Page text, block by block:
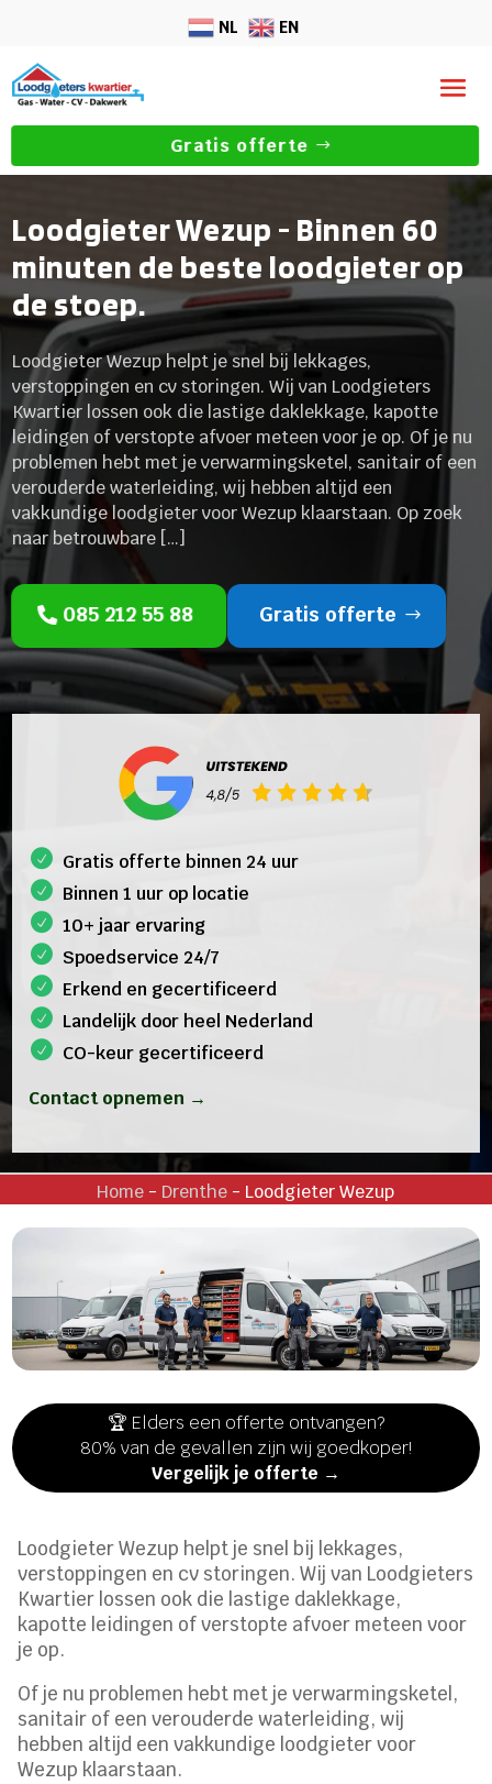
NL EN
Gratis offerte
Loodgieter Wezup - Binnen 60
minuten de beste loodgieter op
de stoep.
Loodgieter Wezup helpt je snel bij lekkages,
verstoppingen en cv storingen. Wij van Loodgieters
Kwartier lossen ook die lastige daklekkage, kapotte
leidingen of verstopte afvoer meteen voor je op. Of je nu
problemen hebt met je verwarmingsketel, sanitair of een
verouderde waterleiding, wij hebben altijd een
vakkundige loodgieter voor Wezup klaarstaan. Op zoek
naar betrouwbare […]
085 212 55 88 Gratis offerte
Gratis offerte binnen 24 uur
Binnen 1 uur op locatie
10+ jaar ervaring
Spoedservice 24/7
Erkend en gecertificeerd
Landelijk door heel Nederland
CO-keur gecertificeerd
Contact opnemen →
Home - Drenthe - Loodgieter Wezup
🏆 Elders een offerte ontvangen?
80% van de gevallen zijn wij goedkoper!
Vergelijk je offerte →
Loodgieter Wezup helpt je snel bij lekkages,
verstoppingen en cv storingen. Wij van Loodgieters
Kwartier lossen ook die lastige daklekkage,
kapotte leidingen of verstopte afvoer meteen voor
je op.
Of je nu problemen hebt met je verwarmingsketel,
sanitair of een verouderde waterleiding, wij
hebben altijd een vakkundige loodgieter voor
Wezup klaarstaan.